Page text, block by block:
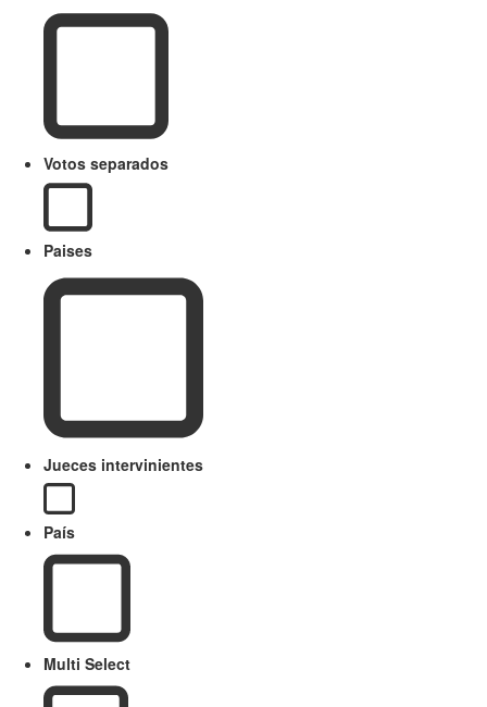
Votos separados
Paises
Jueces intervinientes
País
Multi Select